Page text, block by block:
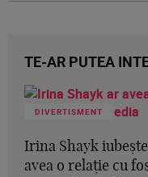
TE-AR PUTEA
DIVERTISMENT
Irina Shayk
avea o relație cu